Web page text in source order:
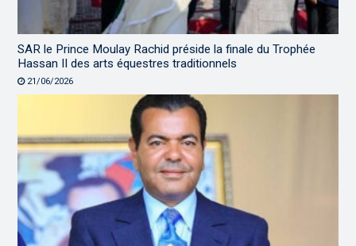
SAR le Prince Moulay Rachid préside la finale du Trophée
Hassan II des arts équestres traditionnels
21/06/2026